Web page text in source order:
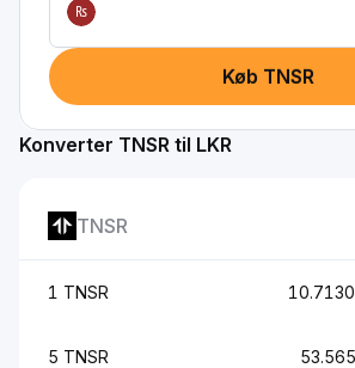
₨
Køb TNSR
Konverter TNSR til LKR
TNSR
1 TNSR
5 TNSR